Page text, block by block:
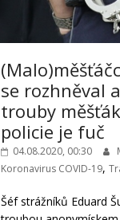
se rozhněval
trouby
policie je fuč
04.08.2020, 00:30
Koronavirus COVID-19,
Šéf strážníků Eduard